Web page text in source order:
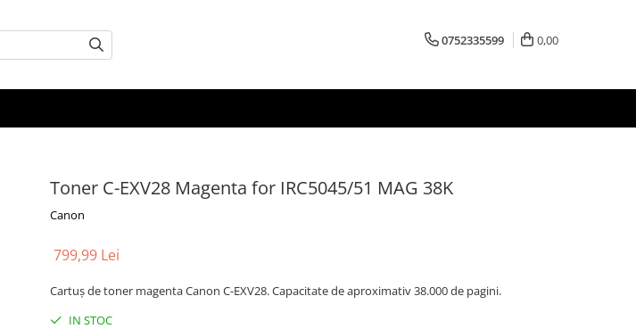
0752335599 0,00
Toner C-EXV28 Magenta for IRC5045/51 MAG 38K
Canon
799,99 Lei
Cartuș de toner magenta Canon C-EXV28. Capacitate de aproximativ 38.000 de pagini.
IN STOC